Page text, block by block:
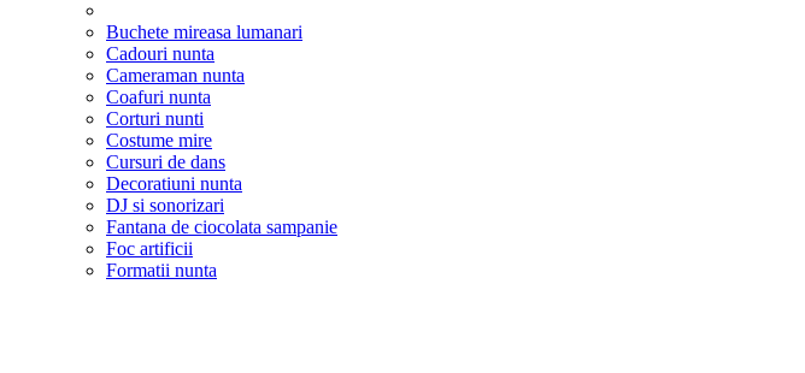
Buchete mireasa lumanari
Cadouri nunta
Cameraman nunta
Coafuri nunta
Corturi nunti
Costume mire
Cursuri de dans
Decoratiuni nunta
DJ si sonorizari
Fantana de ciocolata sampanie
Foc artificii
Formatii nunta